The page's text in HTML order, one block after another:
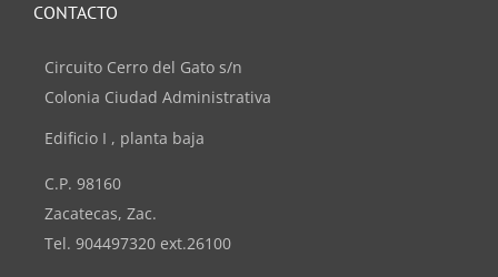
CONTACTO
Circuito Cerro del Gato s/n
Colonia Ciudad Administrativa
Edificio I , planta baja
C.P. 98160
Zacatecas, Zac.
Tel. 904497320 ext.26100